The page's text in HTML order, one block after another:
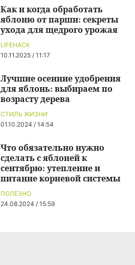
LIFEHACK
10.11.2025 / 11:17
Как и когда обработать
яблоню от парши: секреты
ухода для щедрого урожая
СТИЛЬ ЖИЗНИ
01.10.2024 / 14:54
Лучшие осенние удобрения
для яблонь: выбираем по
возрасту дерева
ПОЛЕЗНО
24.08.2024 / 15:59
Что обязательно нужно
сделать с яблоней к
сентябрю: утепление и
питание корневой системы